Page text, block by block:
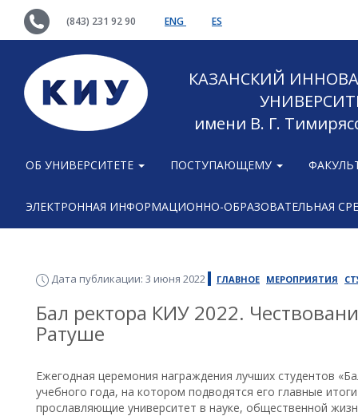
(843) 231 92 90 ENG ES
КАЗАНСКИЙ
имени В. Г.
ОБ УНИВЕРСИТЕТЕ ПОСТУПАЮЩЕМУ
ЭЛЕКТРОННАЯ ИНФОРМАЦИОННО-ОБРАЗОВАТЕЛЬНАЯ
Дата публикации: 3 июня 2022 ГЛАВНОЕ МЕРОПРИЯТИЯ
Бал ректора КИУ 2022.
Ратуше
Ежегодная церемония награждения лучших студентов
учебного года, на котором подводятся его главные
прославляющие университет в науке, общественной